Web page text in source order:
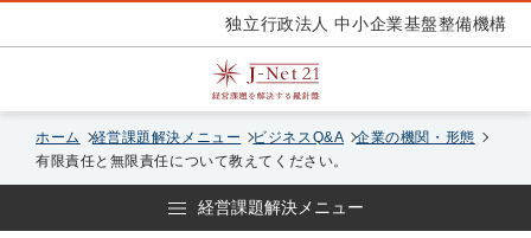
独立行政法人 中小企業基盤整備機構
ホーム 経営課題解決メニュー ビジネスQ&A
企業の機関・形態
有限責任と無限責任について教えてください。
経営課題解決メニュー